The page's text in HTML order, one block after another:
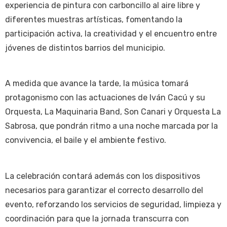
experiencia de pintura con carboncillo al aire libre y
diferentes muestras artísticas, fomentando la
participación activa, la creatividad y el encuentro entre
jóvenes de distintos barrios del municipio.
A medida que avance la tarde, la música tomará
protagonismo con las actuaciones de Iván Cacú y su
Orquesta, La Maquinaria Band, Son Canari y Orquesta La
Sabrosa, que pondrán ritmo a una noche marcada por la
convivencia, el baile y el ambiente festivo.
La celebración contará además con los dispositivos
necesarios para garantizar el correcto desarrollo del
evento, reforzando los servicios de seguridad, limpieza y
coordinación para que la jornada transcurra con